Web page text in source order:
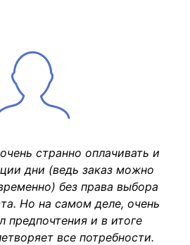
странно оплачивать и
дни (ведь заказ можно
без права выбора
Но на самом деле, очень
предпочтения и в итоге
все потребности.